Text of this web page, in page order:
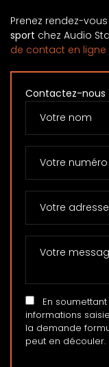
Prenez rendez-
sport chez Audio
de contact en
Contactez-nous
En
informations
la demande
peut en découler.